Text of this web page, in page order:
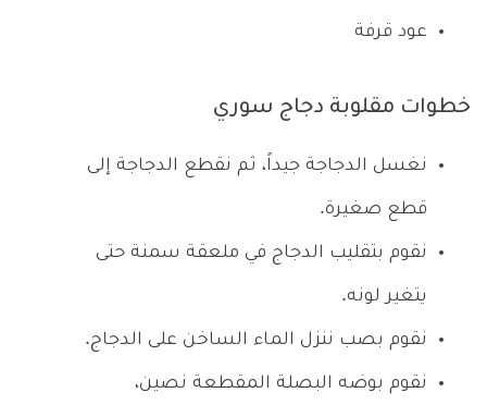
عود قرفة
خطوات مقلوبة دجاج سوري
نغسل الدجاجة جيداً، ثم نقطع الدجاجة إلى
قطع صغيرة.
نقوم بتقليب الدجاج في ملعقة سمنة حتى
يتغير لونه.
نقوم بصب ننزل الماء الساخن على الدجاج.
نقوم بوضه البصلة المقطعة نصين،